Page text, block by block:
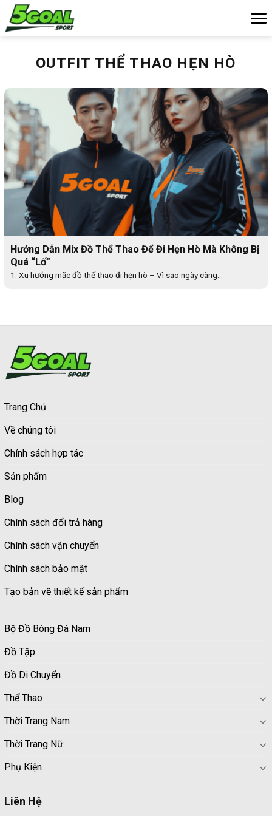
Chuyển
đến
OUTFIT THỂ THAO HẸN HÒ
Hướng Dẫn Mix Đồ Thể Thao Để Đi Hẹn Hò Mà Không Bị
Quá “Lố”
1. Xu hướng mặc đồ thể thao đi hẹn hò – Vì sao ngày càng...
Trang Chủ
Về chúng tôi
Chính sách hợp tác
Sản phẩm
Blog
Chính sách đổi trả hàng
Chính sách vận chuyển
Chính sách bảo mật
Tạo bản vẽ thiết kế sản phẩm
Bộ Đồ Bóng Đá Nam
Đồ Tập
Đồ Di Chuyển
Thể Thao
Thời Trang Nam
Thời Trang Nữ
Phụ Kiện
Liên Hệ